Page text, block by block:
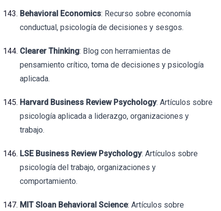
Behavioral Economics: Recurso sobre economía
conductual, psicología de decisiones y sesgos.
Clearer Thinking: Blog con herramientas de
pensamiento crítico, toma de decisiones y psicología
aplicada.
Harvard Business Review Psychology: Artículos sobre
psicología aplicada a liderazgo, organizaciones y
trabajo.
LSE Business Review Psychology: Artículos sobre
psicología del trabajo, organizaciones y
comportamiento.
MIT Sloan Behavioral Science: Artículos sobre